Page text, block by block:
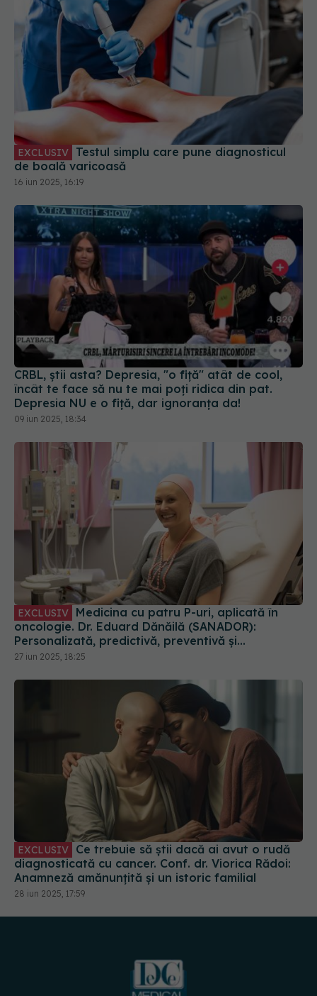
EXCLUSIV Testul simplu care pune diagnosticul
de boală varicoasă
CRBL, știi asta? Depresia, "o fiță" atât de cool,
încât te face să nu te mai poți ridica din pat.
Depresia NU e o fiță, dar ignoranța da!
09 iun 2025, 18:34
oncologie. Dr. Eduard Dănăilă (SANADOR):
Personalizată, predictivă, preventivă și
participativă
27 iun 2025, 18:25
EXCLUSIV Ce trebuie să știi dacă ai avut o rudă
diagnosticată cu cancer. Conf. dr. Viorica Rădoi:
Anamneză amănunțită și un istoric familial
28 iun 2025, 17:59
URMĂREȘTE-NE PE: